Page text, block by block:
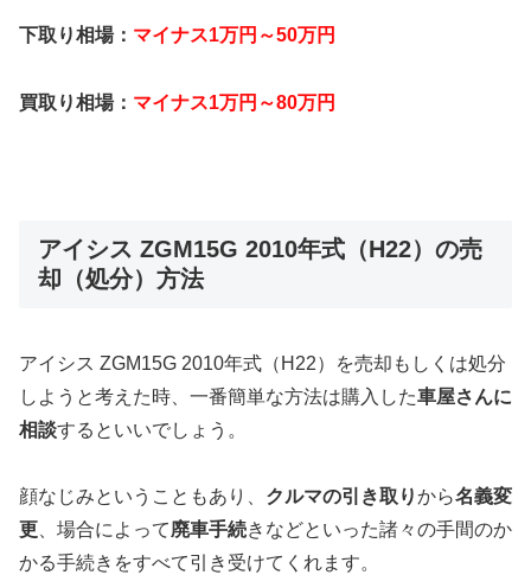
下取り相場： マイナス1万円～50万円
買取り相場： マイナス1万円～80万円
アイシス ZGM15G 2010年式（H22）の売
却（処分）方法
アイシス ZGM15G 2010年式（H22）を売却もしくは処分
しようと考えた時、一番簡単な方法は購入した車屋さんに
相談するといいでしょう。
顔なじみということもあり、 クルマの引き取りから名義変
更 、場合によって廃車手続きなどといった諸々の手間のか
かる手続きをすべて引き受けてくれます。